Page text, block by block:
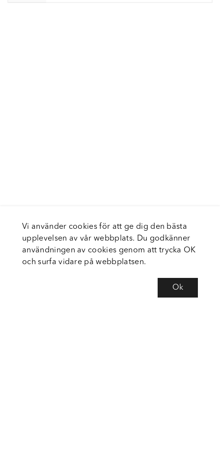
Vi använder cookies för att ge dig den bästa
upplevelsen av vår webbplats. Du godkänner
användningen av cookies genom att trycka OK
och surfa vidare på webbplatsen.
Ok